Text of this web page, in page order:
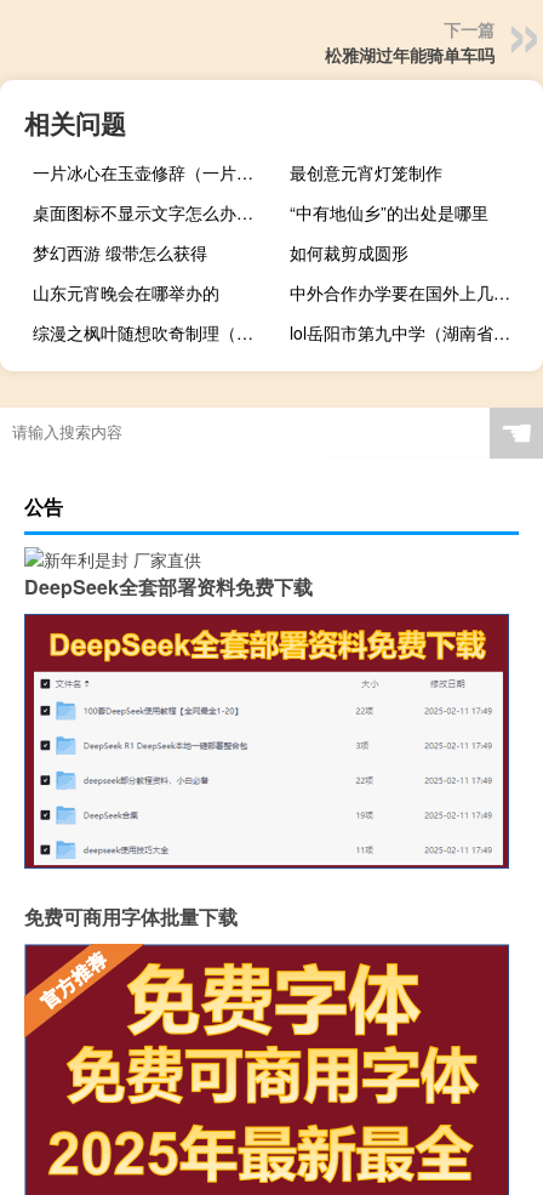
下一篇
松雅湖过年能骑单车吗
相关问题
一片冰心在玉壶修辞（一片冰心在玉壶修辞手法）
最创意元宵灯笼制作
桌面图标不显示文字怎么办（桌面图标不显示）
“中有地仙乡”的出处是哪里
梦幻西游 缎带怎么获得
如何裁剪成圆形
山东元宵晚会在哪举办的
中外合作办学要在国外上几年课
综漫之枫叶随想吹奇制理（综漫之枫叶随想）
lol岳阳市第九中学（湖南省岳阳市第九中学简介）
☚
公告
DeepSeek全套部署资料免费下载
免费可商用字体批量下载